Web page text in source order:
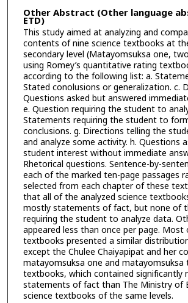
Other Abstract (Other language
ETD)
This study aimed at analyzing and
contents of nine science textbooks at
secondary level (Matayomsuksa one,
using Romey’s quantitative rating
according to the following list: a.
Stated conolusions or generalization. c.
Questions asked but answered
e. Question requiring the student to
Statements requiring the student to
conclusions. g. Directions telling the
and analyze some activity. h. Questions
student interest without immediate
Rhetorical questions. Sentence-by-
each of the marked ten-page passages
selected from each chapter of these
that all of the analyzed science
mostly statements of fact, but none of
requiring the student to analyze data.
appeared less than once per page. Most
textbooks presented a similar
except the Chulee Chaiyapipat and her
matayomsuksa one and matayomsuksa
textbooks, which contained significantly
statements of fact than The Ministry of
science textbooks of the same levels.